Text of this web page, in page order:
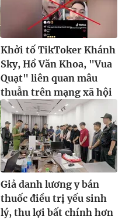
Khởi tố TikToker Khánh
Sky, Hồ Văn Khoa, "Vua
Quạt" liên quan mâu
thuẫn trên mạng xã hội
Giả danh lương y bán
thuốc điều trị yếu sinh
lý, thu lợi bất chính hơn